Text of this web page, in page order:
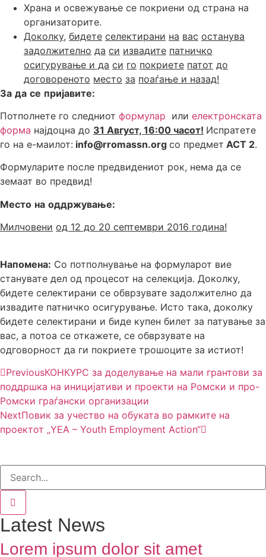
Храна и освежување се покриени од страна на
организаторите.
Доколку, бидете селектирани на вас останува
задолжително да си извадите патничко
осигурување и да си го покриете патот до
договореното место за поаѓање и назад!
За да се пријавите:
Потполнете го следниот формулар или електронската
форма најдоцна до 31 Август, 16:00 часот! Испратете
го на е-маилот: info@rromassn.org со предмет ACT 2.
Формуларите после предвидениот рок, нема да се
земаат во предвид!
Место на оддржување:
Милчовени од 12 до 20 септември 2016 година!
Напомена: Со потполнување на формуларот вие
станувате дел од процесот на селекција. Доколку,
бидете селектирани се обврзувате задолжително да
извадите патничко осигурување. Исто така, доколку
бидете селектирани и биде купен билет за патување за
вас, а потоа се откажете, се обврзувате на
одговорност да ги покриете трошоците за истиот!
PreviousКОНКУРС за доделување на мали грантови за
поддршка на иницијативи и проекти на Ромски и про-
Ромски граѓански организации
NextПовик за учество на обуката во рамките на
проектот „YEA – Youth Employment Action“
Latest News
Lorem ipsum dolor sit amet